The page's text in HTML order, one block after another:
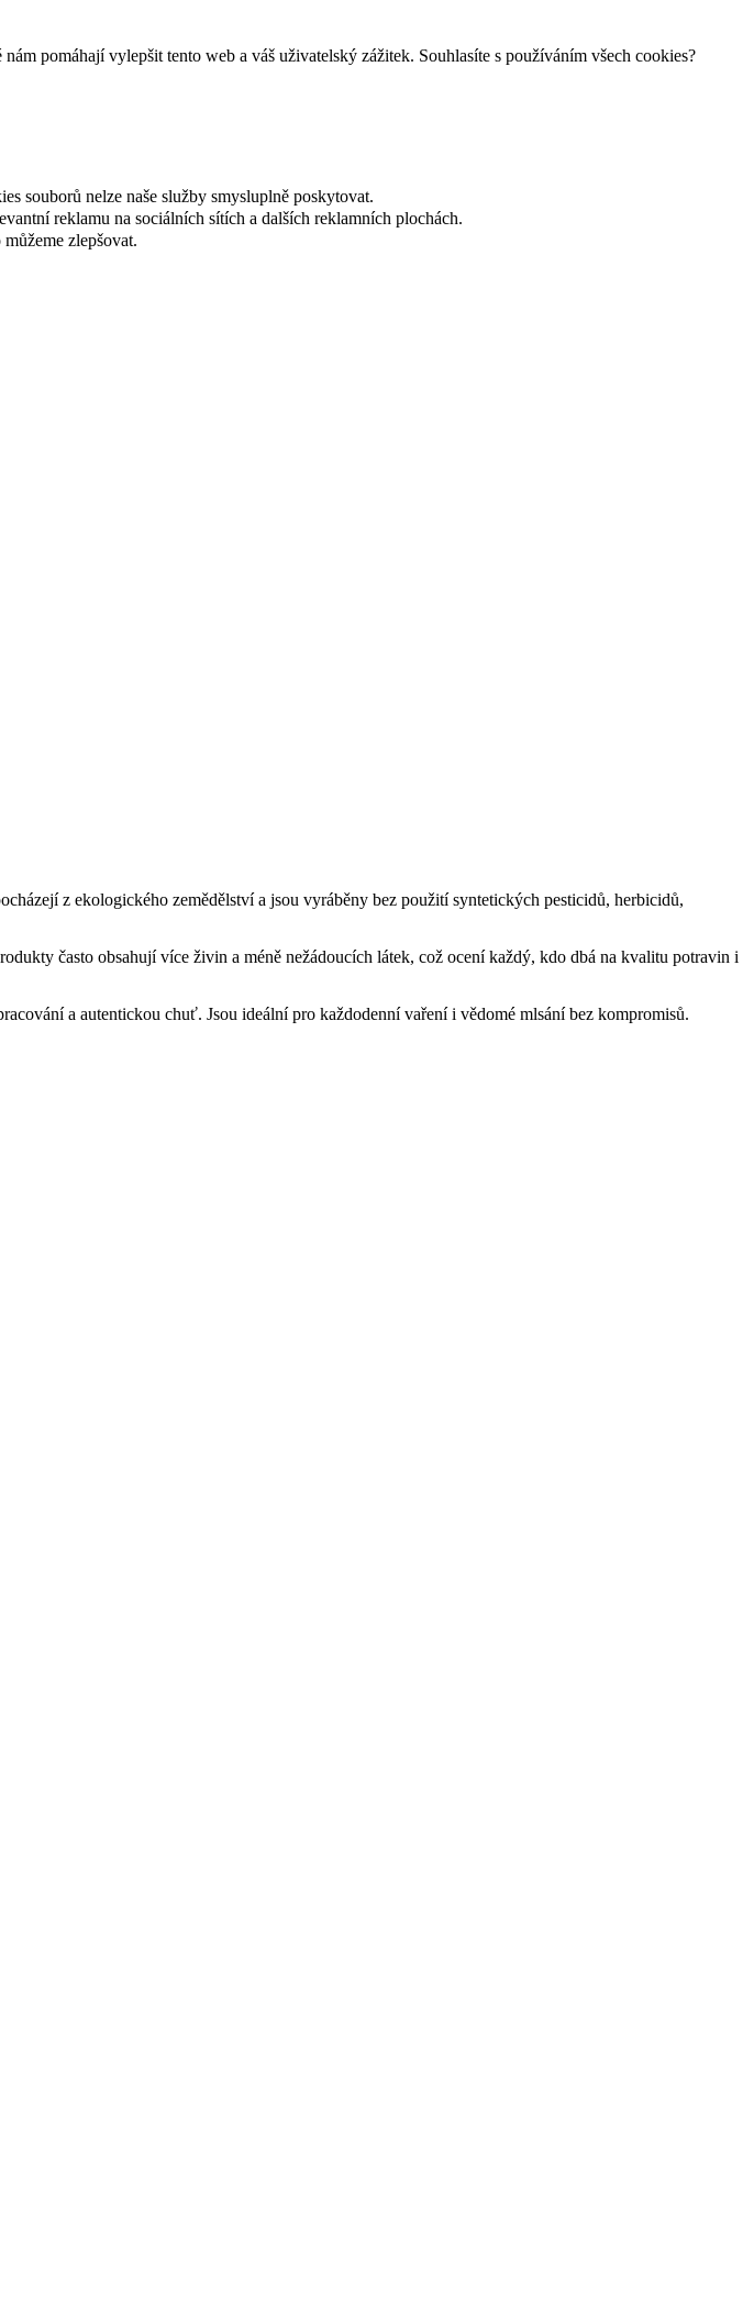
pomáhají vylepšit tento web a váš uživatelský zážitek. Souhlasíte s používáním všech cookies?
souborů nelze naše služby smysluplně poskytovat.
reklamu na sociálních sítích a dalších reklamních plochách.
zlepšovat.
z ekologického zemědělství a jsou vyráběny bez použití syntetických pesticidů, herbicidů,
často obsahují více živin a méně nežádoucích látek, což ocení každý, kdo dbá na kvalitu potravin i
a autentickou chuť. Jsou ideální pro každodenní vaření i vědomé mlsání bez kompromisů.